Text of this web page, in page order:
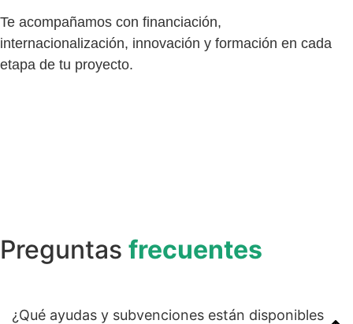
Te acompañamos con financiación,
internacionalización, innovación y formación en cada
etapa de tu proyecto.
Preguntas frecuentes
¿Qué ayudas y subvenciones están disponibles